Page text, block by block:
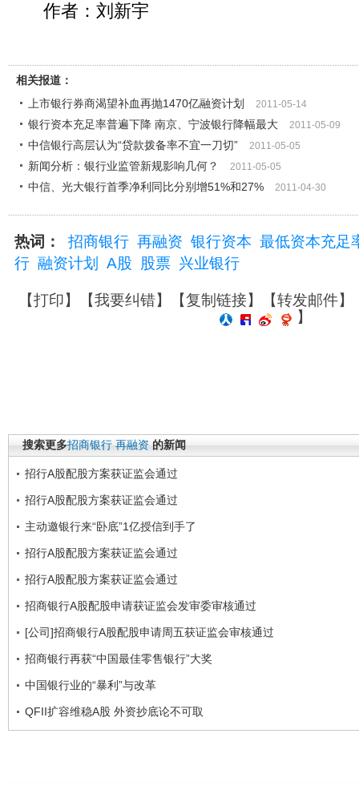
作者：刘新宇
相关报道：
上市银行券商渴望补血再抛1470亿融资计划
2011-05-14
银行资本充足率普遍下降 南京、宁波银行降幅最大 2011-05-09
中信银行高层认为“贷款拨备率不宜一刀切” 2011-05-05
新闻分析：银行业监管新规影响几何？ 2011-05-05
中信、光大银行首季净利同比分别增51%和27% 2011-04-30
热词： 招商银行 再融资 银行资本 最低资本充足
行 融资计划 A股 股票 兴业银行
【打印】【我要纠错】【复制链接】【转发邮件】
】
搜索更多招商银行 再融资 的新闻
招行A股配股方案获证监会通过
招行A股配股方案获证监会通过
主动邀银行来“卧底”1亿授信到手了
招行A股配股方案获证监会通过
招行A股配股方案获证监会通过
招商银行A股配股申请获证监会发审委审核通过
[公司]招商银行A股配股申请周五获证监会审核通过
招商银行再获“中国最佳零售银行”大奖
中国银行业的“暴利”与改革
QFII扩容维稳A股 外资抄底论不可取